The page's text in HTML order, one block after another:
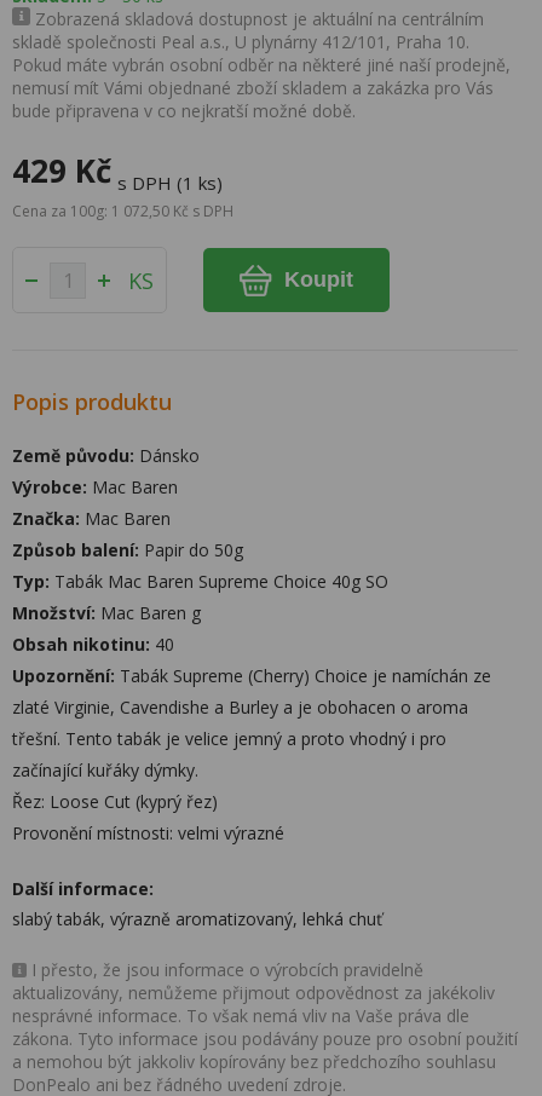
Zobrazená skladová dostupnost je aktuální na centrálním
skladě společnosti Peal a.s., U plynárny 412/101, Praha 10.
Pokud máte vybrán osobní odběr na některé jiné naší prodejně,
nemusí mít Vámi objednané zboží skladem a zakázka pro Vás
bude připravena v co nejkratší možné době.
429 Kč s DPH (1 ks)
Cena za 100g: 1 072,50 Kč s DPH
KS Koupit
Popis produktu
Země původu: Dánsko
Výrobce: Mac Baren
Značka: Mac Baren
Způsob balení: Papir do 50g
Typ: Tabák Mac Baren Supreme Choice 40g SO
Množství: Mac Baren g
Obsah nikotinu: 40
Upozornění: Tabák Supreme (Cherry) Choice je namíchán ze
zlaté Virginie, Cavendishe a Burley a je obohacen o aroma
třešní. Tento tabák je velice jemný a proto vhodný i pro
začínající kuřáky dýmky.
Řez: Loose Cut (kyprý řez)
Provonění místnosti: velmi výrazné
Další informace:
slabý tabák, výrazně aromatizovaný, lehká chuť
I přesto, že jsou informace o výrobcích pravidelně
aktualizovány, nemůžeme přijmout odpovědnost za jakékoliv
nesprávné informace. To však nemá vliv na Vaše práva dle
zákona. Tyto informace jsou podávány pouze pro osobní použití
a nemohou být jakkoliv kopírovány bez předchozího souhlasu
DonPealo ani bez řádného uvedení zdroje.